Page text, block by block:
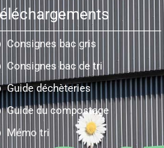
Consignes bac gris
Consignes bac de tri
Guide déchèteries
Guide du compostage
Mémo tri